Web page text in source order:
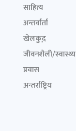
साहित्य
अन्तर्वार्ता
खेलकुद़़
जीवनशैली/स्वास्थ्य
प्रवास
अन्तर्राष्ट्रिय